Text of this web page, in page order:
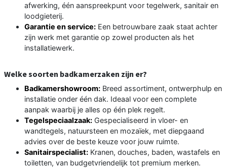
afwerking, één aanspreekpunt voor tegelwerk, sanitair en
loodgieterij.
Garantie en service: Een betrouwbare zaak staat achter
zijn werk met garantie op zowel producten als het
installatiewerk.
Welke soorten badkamerzaken zijn er?
Badkamershowroom: Breed assortiment, ontwerphulp en
installatie onder één dak. Ideaal voor een complete
aanpak waarbij je alles op één plek regelt.
Tegelspeciaalzaak: Gespecialiseerd in vloer- en
wandtegels, natuursteen en mozaïek, met diepgaand
advies over de beste keuze voor jouw ruimte.
Sanitairspecialist: Kranen, douches, baden, wastafels en
toiletten, van budgetvriendelijk tot premium merken.